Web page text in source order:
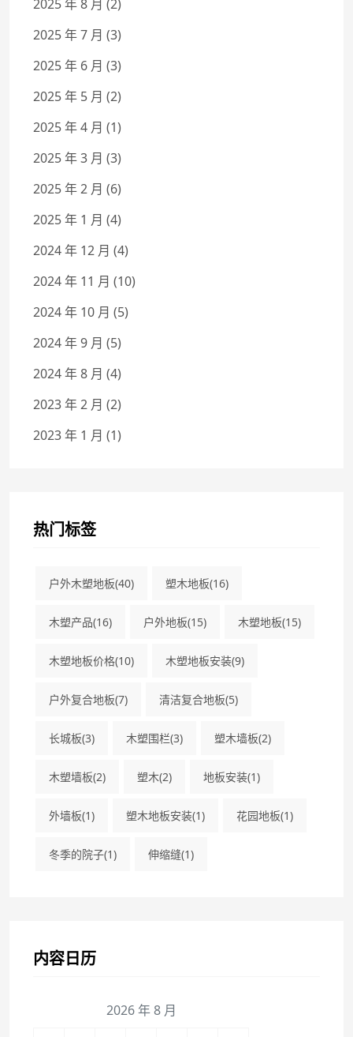
2025 年 8 月 (2)
2025 年 7 月 (3)
2025 年 6 月 (3)
2025 年 5 月 (2)
2025 年 4 月 (1)
2025 年 3 月 (3)
2025 年 2 月 (6)
2025 年 1 月 (4)
2024 年 12 月 (4)
2024 年 11 月 (10)
2024 年 10 月 (5)
2024 年 9 月 (5)
2024 年 8 月 (4)
2023 年 2 月 (2)
2023 年 1 月 (1)
热门标签
户外木塑地板(40) 塑木地板(16)
木塑产品(16) 户外地板(15) 木塑地板(15)
木塑地板价格(10) 木塑地板安装(9)
户外复合地板(7) 清洁复合地板(5)
长城板(3) 木塑围栏(3) 塑木墙板(2)
木塑墙板(2) 塑木(2) 地板安装(1)
外墙板(1) 塑木地板安装(1) 花园地板(1)
冬季的院子(1) 伸缩缝(1)
内容日历
2026 年 8 月